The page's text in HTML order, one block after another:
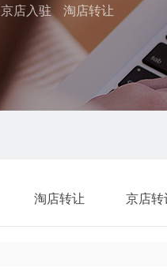
京店入驻 淘店转让
淘店转让 京店转